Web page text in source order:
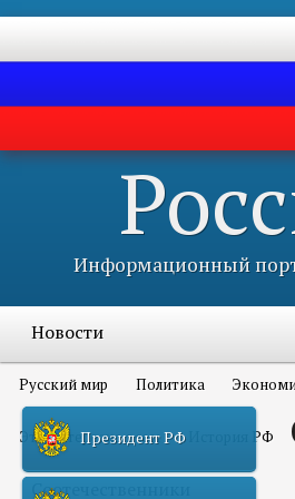
Информационный
Новости
Русский мир Политика
Это интересно всем История РФ
Соотечественники
Президент РФ